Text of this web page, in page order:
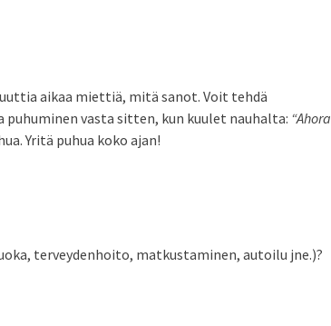
aikaa miettiä, mitä sanot. Voit tehdä
vasta sitten, kun kuulet nauhalta: “Ahora
Yritä puhua koko ajan!
terveydenhoito, matkustaminen, autoilu jne.)?